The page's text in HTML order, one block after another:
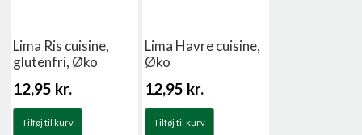
Lima Ris cuisine,
glutenfri, Øko
12,95 kr.
Tilføj til kurv
Lima Havre cuisine,
Øko
12,95 kr.
Tilføj til kurv